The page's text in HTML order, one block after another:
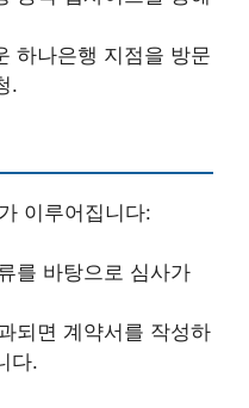
하나은행 지점을 방문
.
이루어집니다:
를 바탕으로 심사가
되면 계약서를 작성하
다.